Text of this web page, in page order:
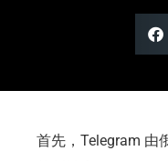
首先，Telegram 由